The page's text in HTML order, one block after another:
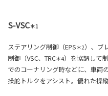
S-VSC＊1
ステアリング制御（EPS＊2）、ブ
制御（VSC、TRC＊4）を協調して
でのコーナリング時などに、車両
操舵トルクをアシスト。優れた操